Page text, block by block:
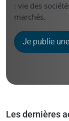
: vie des
marchés.
Je publie
Les dernières